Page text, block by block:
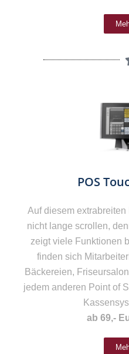
POS
Auf diesem
nicht lange scrollen,
zeigt viele Funktionen
finden sich
Bäckereien,
jedem anderen Point of
ab 69,-